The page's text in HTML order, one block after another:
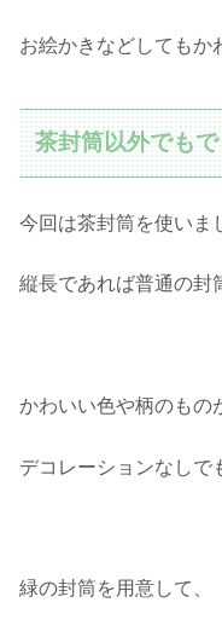
お絵かきなどしてもか
茶封筒以外でも
今回は茶封筒を使いま
縦長であれば普通の封
かわいい色や柄のもの
デコレーションなしで
緑の封筒を用意して、